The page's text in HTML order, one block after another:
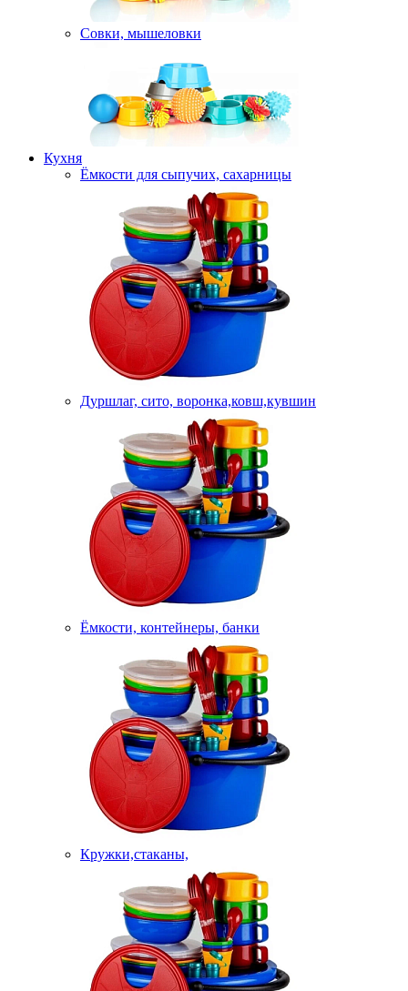
Совки, мышеловки
Кухня
Ёмкости для сыпучих, сахарницы
Дуршлаг, сито, воронка,ковш,кувшин
Ёмкости, контейнеры, банки
Кружки,стаканы,